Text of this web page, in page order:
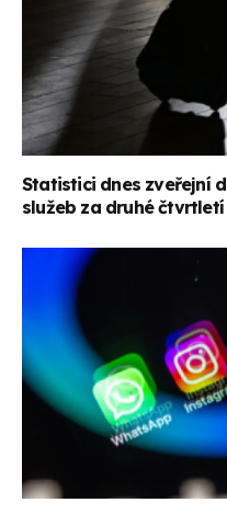
Statistici dnes zveřejní
služeb za druhé čtvrtletí